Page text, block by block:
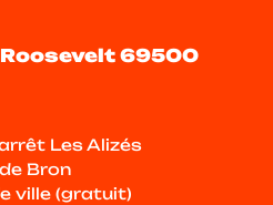
69500
Les Alizés
Bron
ville (gratuit)